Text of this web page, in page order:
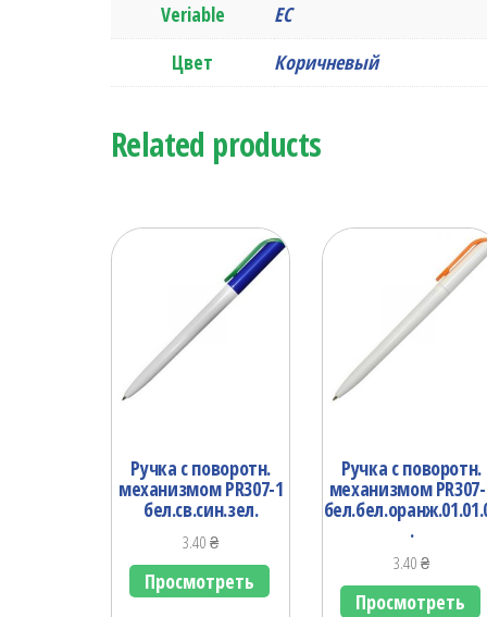
Veriable
ЕС
Цвет
Коричневый
Related products
Ручка с поворотн.
механизмом PR307-1
бел.св.син.зел.
3.40₴
Просмотреть
Ручка с поворотн.
механизмом
.
3.40₴
Просмотреть